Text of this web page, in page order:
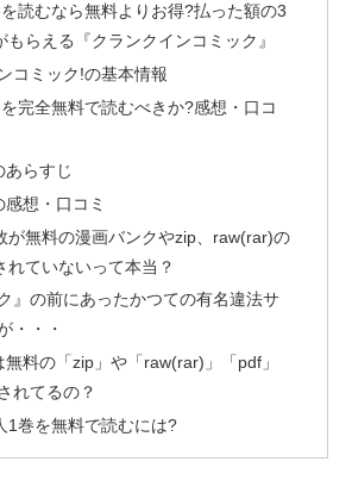
を読むなら無料よりお得?払った額の3
もらえる『クランクインコミック』
コミック!の基本情報
完全無料で読むべきか?感想・口コ
あらすじ
想・口コミ
が無料の漫画バンクやzip、raw(rar)の
れていないって本当？
』の前にあったかつての有名違法サ
・・・
料の「zip」や「raw(rar)」「pdf」
れてるの？
1巻を無料で読むには?